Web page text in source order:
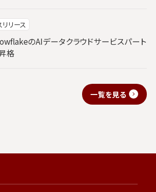
リリース
のAIデータクラウドサービスパート
格
一覧を見る